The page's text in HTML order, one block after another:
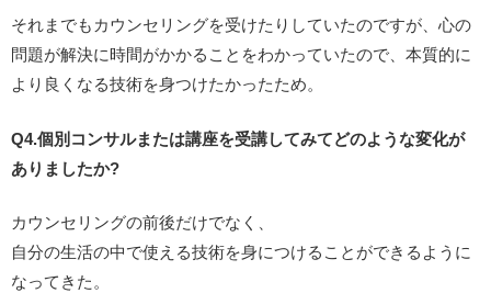
それまでもカウンセリングを受けたりしていたのですが、心の
問題が解決に時間がかかることをわかっていたので、本質的に
より良くなる技術を身つけたかったため。
Q4.個別コンサルまたは講座を受講してみてどのような変化が
ありましたか?
カウンセリングの前後だけでなく、
自分の生活の中で使える技術を身につけることができるように
なってきた。